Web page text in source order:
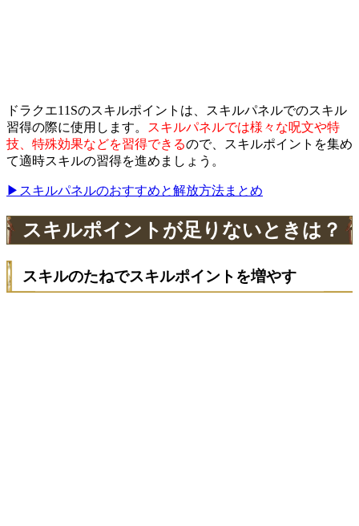
ドラクエ11Sのスキルポイントは、スキルパネルでのスキル
習得の際に使用します。
スキルパネルでは様々な呪文や特
技、特殊効果などを習得できるので、スキルポイントを集め
て適時スキルの習得を進めましょう。
▶スキルパネルのおすすめと解放方法まとめ
スキルポイントが足りないときは？
スキルのたねでスキルポイントを増やす